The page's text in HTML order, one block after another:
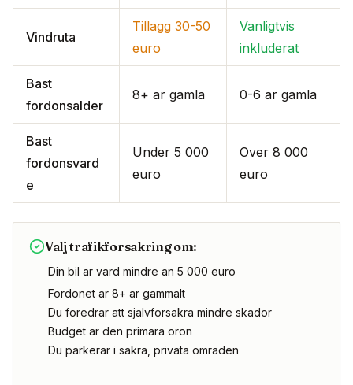
Vindruta
Tillagg 30-50
euro
Vanligtvis
inkluderat
Bast
fordonsalder
8+ ar gamla 0-6 ar gamla
Bast
fordonsvard
e
Under 5 000
euro
Over 8 000
euro
Valj trafikforsakring om:
Din bil ar vard mindre an 5 000 euro
Fordonet ar 8+ ar gammalt
Du foredrar att sjalvforsakra mindre skador
Budget ar den primara oron
Du parkerar i sakra, privata omraden